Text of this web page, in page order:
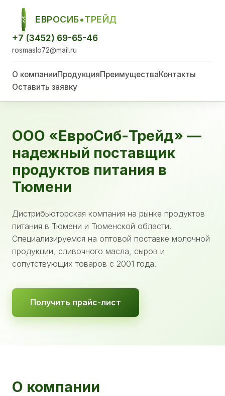
ЕСТ
ЕВРОСИБ•ТРЕЙД
+7 (3452) 69-65-46
rosmaslo72@mail.ru
О компанииПродукцияПреимуществаКонтакты
Оставить заявку
ООО «ЕвроСиб-Трейд» —
надежный поставщик
продуктов питания в
Тюмени
Дистрибьюторская компания на рынке продуктов
питания в Тюмени и Тюменской области.
Специализируемся на оптовой поставке молочной
продукции, сливочного масла, сыров и
сопутствующих товаров с 2001 года.
Получить прайс-лист
О компании